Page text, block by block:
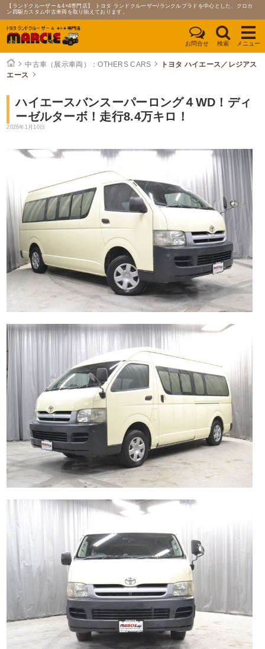
【ランドクルーザー＆4×4専門店】 トヨタ ランドクルーザー/ランクルプラドを中心とした、クロカ
ン四駆カスタム中古車両を取り揃えております。
お問合せ 検索 メニュー
中古車（展示車両）：OTHERS CARS
トヨタ ハイエース／レジアス
エース
ハイエースバンスーパーロング４WD！ディ
ーゼルターボ！走行8.4万キロ！
2026年1月10日